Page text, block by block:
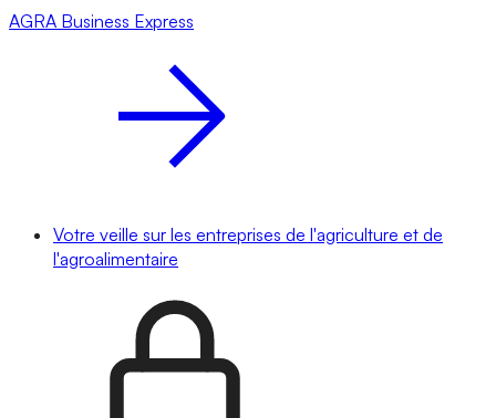
AGRA Business Express
Votre veille sur les entreprises de l'agriculture et de
l'agroalimentaire